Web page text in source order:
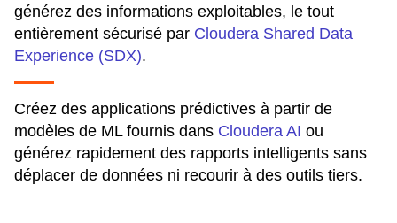
générez des informations exploitables, le tout
entièrement sécurisé par Cloudera Shared Data
Experience (SDX).
Créez des applications prédictives à partir de
modèles de ML fournis dans Cloudera AI ou
générez rapidement des rapports intelligents sans
déplacer de données ni recourir à des outils tiers.